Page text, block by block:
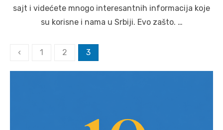
sajt i videćete mnogo interesantnih informacija koje
su korisne i nama u Srbiji. Evo zašto. …
Posts
‹ 1 2 3